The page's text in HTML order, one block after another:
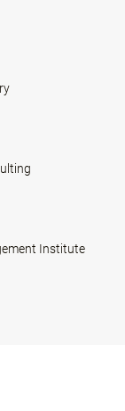
Institute